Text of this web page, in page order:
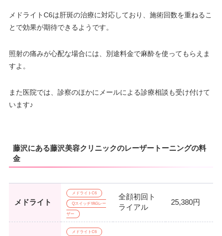
メドライトC6は肝斑の治療に対応しており、施術回数を重ねるこ
とで効果が期待できるようです。
照射の痛みが心配な場合には、別途料金で麻酔を使ってもらえま
すよ。
また医院では、診察のほかにメールによる診療相談も受け付けて
います♪
藤沢にある藤沢美容クリニックのレーザートーニングの料
金
メドライト
メドライトC6
QスイッチYAGレー
ザー
全顔初回ト
ライアル
25,380円
メドライトC6